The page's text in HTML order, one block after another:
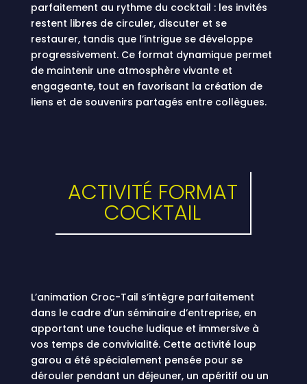
parfaitement au rythme du cocktail : les invités
restent libres de circuler, discuter et se
restaurer, tandis que l’intrigue se développe
progressivement. Ce format dynamique permet
de maintenir une atmosphère vivante et
engageante, tout en favorisant la création de
liens et de souvenirs partagés entre collègues.
ACTIVITÉ FORMAT
COCKTAIL
L’animation Croc-Tail s’intègre parfaitement
dans le cadre d’un séminaire d’entreprise, en
apportant une touche ludique et immersive à
vos temps de convivialité. Cette activité loup
garou a été spécialement pensée pour se
dérouler pendant un déjeuner, un apéritif ou un